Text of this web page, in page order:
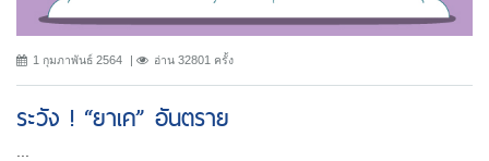
1 กุมภาพันธ์ 2564 อ่าน 32801 ครั้ง
ระวัง ! “ยาเค” อันตราย